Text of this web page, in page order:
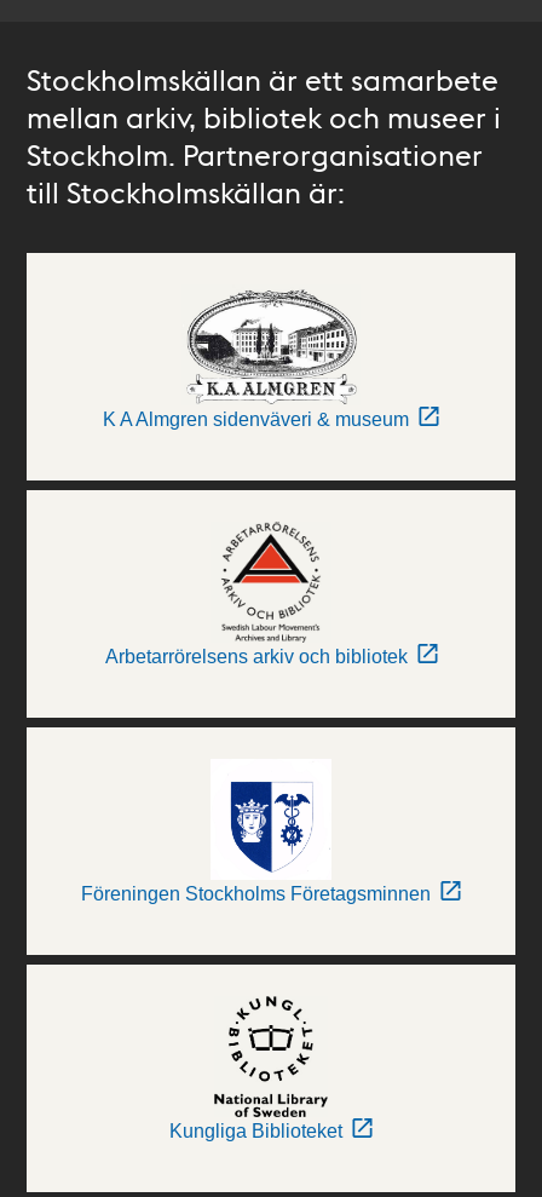
Stockholmskällan är ett samarbete
mellan arkiv, bibliotek och museer i
Stockholm. Partnerorganisationer
till Stockholmskällan är:
K A Almgren sidenväveri & museum
Arbetarrörelsens arkiv och bibliotek
Föreningen Stockholms Företagsminnen
Kungliga Biblioteket